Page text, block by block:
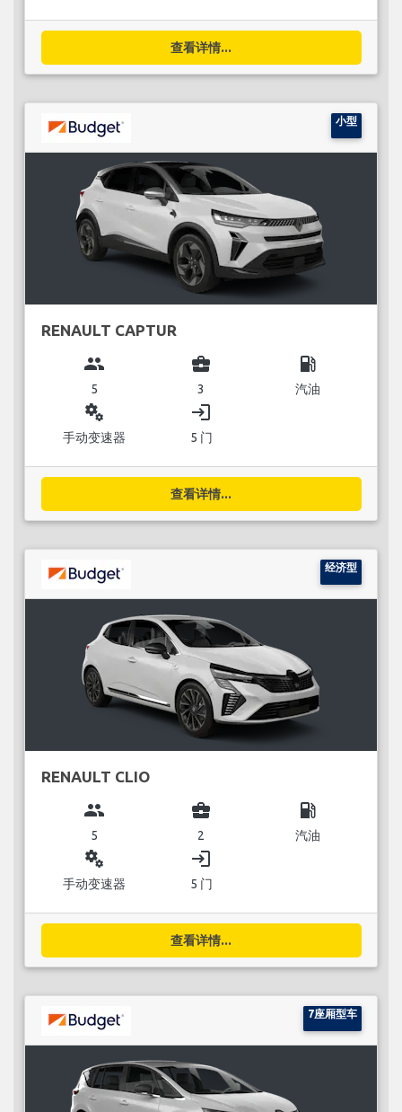
查看详情...
小型
RENAULT CAPTUR
group
5
business_center
3
local_gas_station
汽油
miscellaneous_services
手动变速器
login
5 门
查看详情...
经济型
RENAULT CLIO
group
5
business_center
2
local_gas_station
汽油
miscellaneous_services
手动变速器
login
5 门
查看详情...
7座厢型车